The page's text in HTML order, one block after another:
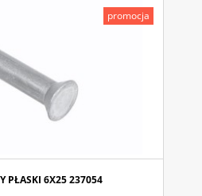
PŁASKI 6X25 237054
promocja